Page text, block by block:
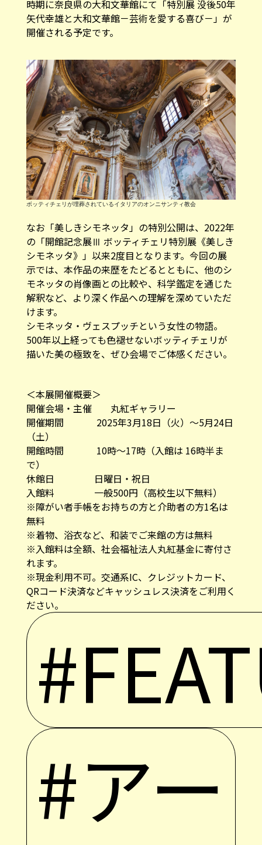
時期に奈良県の大和文華館にて「特別展 没後50年
矢代幸雄と大和文華館－芸術を愛する喜び－」が
開催される予定です。
ボッティチェリが埋葬されているイタリアのオンニサンティ教会
なお「美しきシモネッタ」の特別公開は、2022年
の「開館記念展Ⅲ ボッティチェリ特別展《美しき
シモネッタ》」以来2度目となります。今回の展
示では、本作品の来歴をたどるとともに、他のシ
モネッタの肖像画との比較や、科学鑑定を通じた
解釈など、より深く作品への理解を深めていただ
けます。
シモネッタ・ヴェスプッチという女性の物語。
500年以上経っても色褪せないボッティチェリが
描いた美の極致を、ぜひ会場でご体感ください。
＜本展開催概要＞
開催会場・主催 丸紅ギャラリー
開催期間 2025年3月18日（火）～5月24日
（土）
開館時間 10時～17時（入館は 16時半ま
で）
休館日 日曜日・祝日
入館料 一般500円（高校生以下無料）
※障がい者手帳をお持ちの方と介助者の方1名は
無料
※着物、浴衣など、和装でご来館の方は無料
※入館料は全額、社会福祉法人丸紅基金に寄付さ
れます。
※現金利用不可。交通系IC、クレジットカード、
QRコード決済などキャッシュレス決済をご利用く
ださい。
#アー